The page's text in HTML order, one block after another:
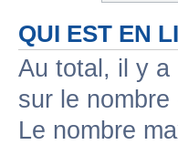
QUI EST EN
Au total, il y a
sur le nombre
Le nombre